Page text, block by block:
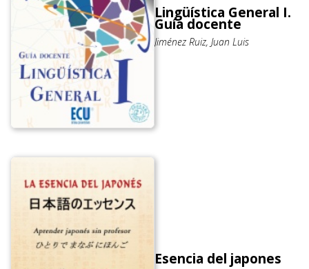
Lingüística General I.
Guía docente
Jiménez Ruiz, Juan Luis
Esencia del japones